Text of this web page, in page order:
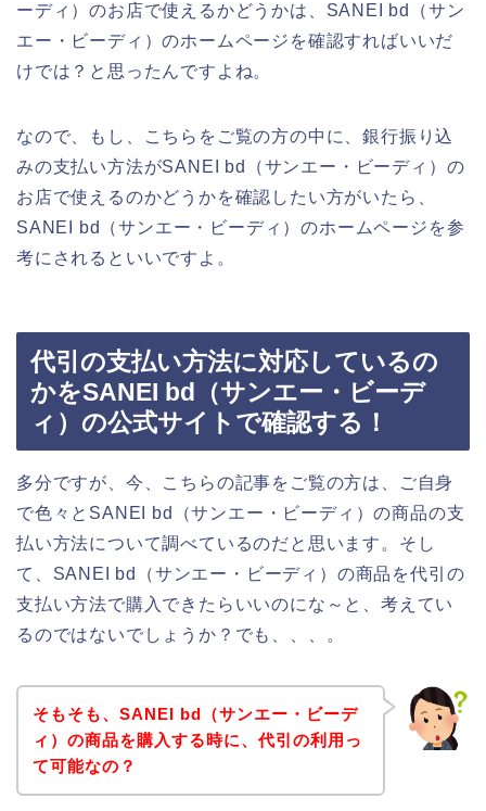
ーディ）のお店で使えるかどうかは、SANEI bd（サン
エー・ビーディ）のホームページを確認すればいいだ
けでは？と思ったんですよね。
なので、もし、こちらをご覧の方の中に、銀行振り込
みの支払い方法がSANEI bd（サンエー・ビーディ）の
お店で使えるのかどうかを確認したい方がいたら、
SANEI bd（サンエー・ビーディ）のホームページを参
考にされるといいですよ。
代引の支払い方法に対応しているの
かをSANEI bd（サンエー・ビーデ
ィ）の公式サイトで確認する！
多分ですが、今、こちらの記事をご覧の方は、ご自身
で色々とSANEI bd（サンエー・ビーディ）の商品の支
払い方法について調べているのだと思います。そし
て、SANEI bd（サンエー・ビーディ）の商品を代引の
支払い方法で購入できたらいいのにな～と、考えてい
るのではないでしょうか？でも、、、。
そもそも、SANEI bd（サンエー・ビーデ
ィ）の商品を購入する時に、代引の利用っ
て可能なの？